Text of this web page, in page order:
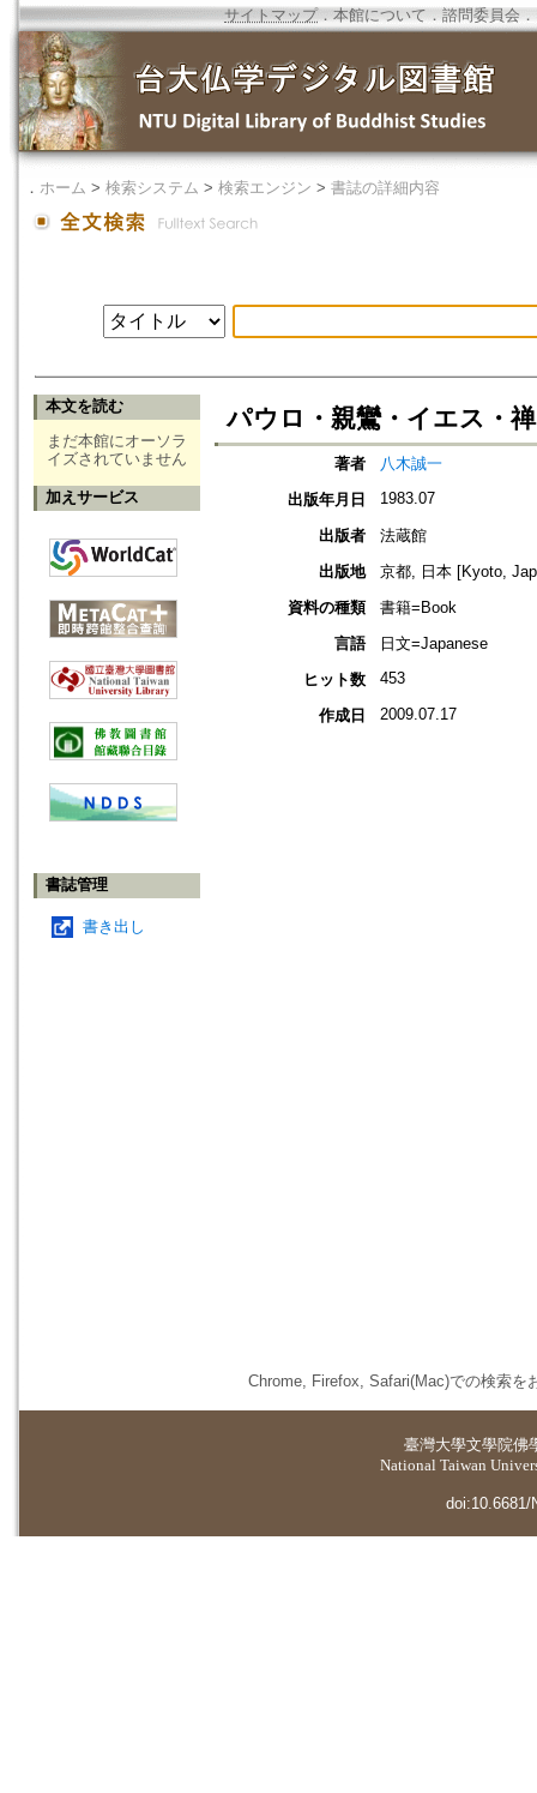
サイトマップ．本館について ． 諮問委員会 ．
． ホーム > 検索システム > 検索エンジン > 書誌の詳細内容
本文を読む
まだ本館にオーソラ
イズされていません
加えサービス
書誌管理
書き出し
パウロ・親鸞・イエス・禅
著者
八木誠一
出版年月日
1983.07
出版者
法蔵館
出版地
京都, 日本 [Kyoto,
資料の種類
書籍=Book
言語
日文=Japanese
ヒット数
453
作成日 2009.07.17
Chrome, Firefox, Safari(Mac)での検索を
臺灣大學文學院佛
National Taiwan
doi:10.6681/